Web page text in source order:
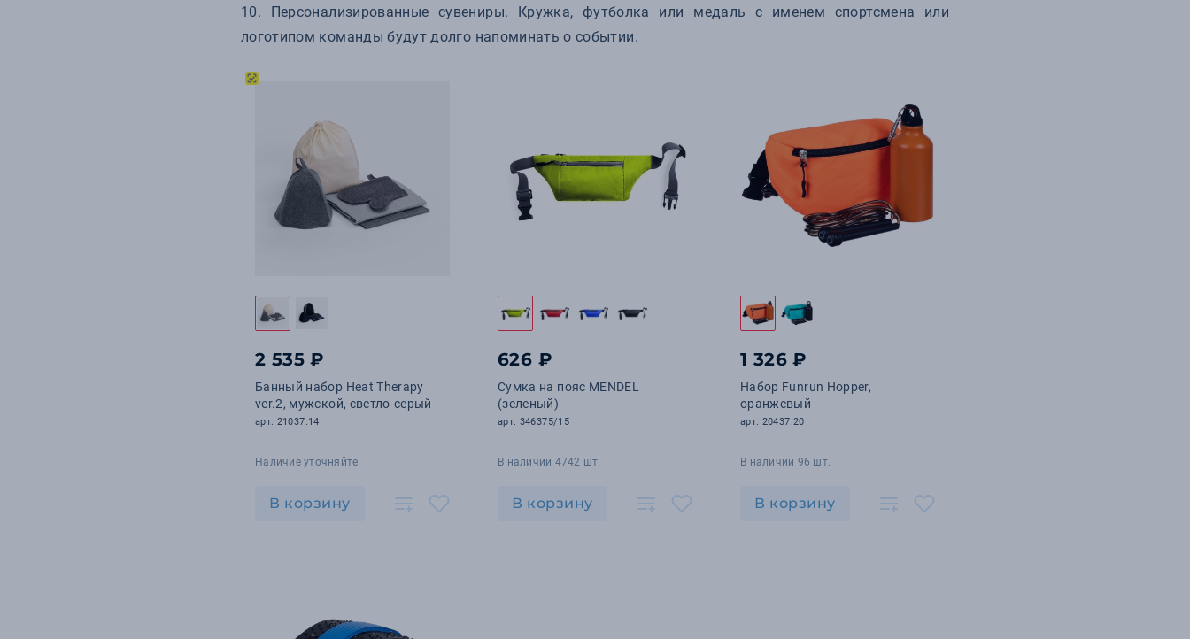
Персонализированные сувениры. Кружка, футболка или медаль с именем спортсмена или
логотипом команды будут долго напоминать о событии.
2 535 ₽
Банный набор Heat Therapy
ver.2, мужской, светло-серый
арт. 21037.14
Наличие уточняйте
В корзину
626 ₽
Сумка на пояс MENDEL
(зеленый)
арт. 346375/15
В наличии 4742 шт.
В корзину
1 326 ₽
Набор Funrun Hopper,
оранжевый
арт. 20437.20
В наличии 96 шт.
В корзину